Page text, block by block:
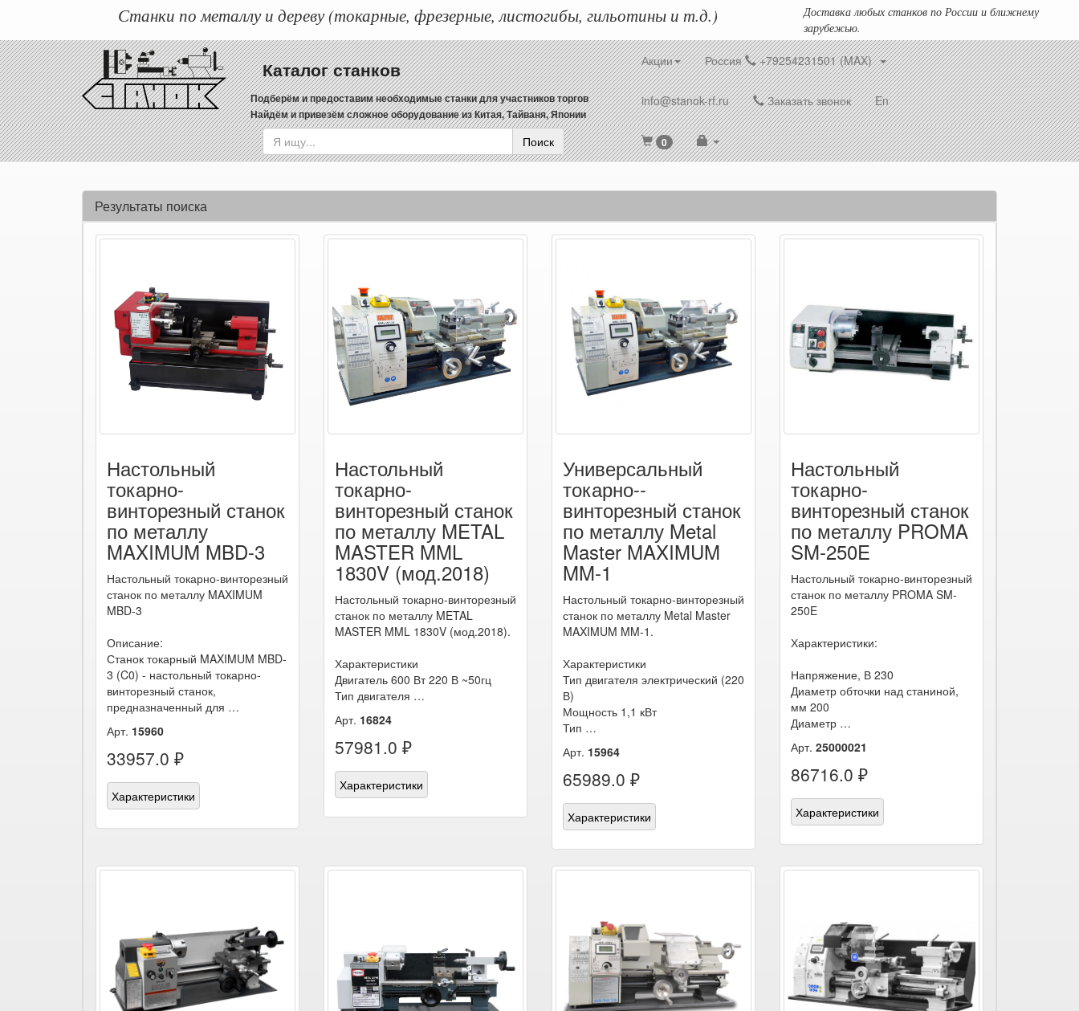
Станки по металлу и дереву (токарные, фрезерные, листогибы, гильотины и т.д.)
Доставка любых станков по России и ближнему
зарубежью.
Каталог станков
Подберём и предоставим необходимые станки для участников торгов
Найдём и привезём сложное оборудование из Китая, Тайваня, Японии
Поиск
Акции Россия +79254231501 (MAX)
info@stanok-rf.ru Заказать звонок En
0
Результаты поиска
Настольный
токарно-
винторезный станок
по металлу
MAXIMUM MBD-3
Настольный токарно-винторезный
станок по металлу MAXIMUM
MBD-3
Описание:
Станок токарный MAXIMUM MBD-
3 (C0) - настольный токарно-
винторезный станок,
предназначенный для …
Арт. 15960
33957.0 ₽
Характеристики
Настольный
токарно-
винторезный станок
по металлу METAL
MASTER MML
1830V (мод.2018)
Настольный токарно-винторезный
станок по металлу METAL
MASTER MML 1830V (мод.2018).
Характеристики
Двигатель 600 Вт 220 В ~50гц
Тип двигателя …
Арт. 16824
57981.0 ₽
Характеристики
Универсальный
токарно--
винторезный станок
по металлу Metal
Master MAXIMUM
MM-1
Настольный токарно-винторезный
станок по металлу Metal Master
MAXIMUM MM-1.
Характеристики
Тип двигателя электрический (220
В)
Мощность 1,1 кВт
Тип …
Арт. 15964
65989.0 ₽
Характеристики
Настольный
токарно-
винторезный станок
по металлу PROMA
SM-250E
Настольный токарно-винторезный
станок по металлу PROMA SM-
250E
Характеристики:
Напряжение, В 230
Диаметр обточки над станиной,
мм 200
Диаметр …
Арт. 25000021
86716.0 ₽
Характеристики